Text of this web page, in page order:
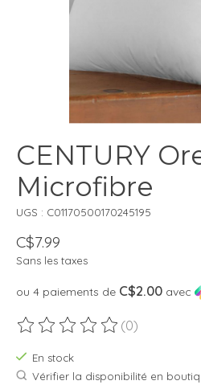
CENTURY
Microfibre
UGS : C01170500170245195
C$7.99
Sans les taxes
ou 4 paiements de C$2.00 avec
Ce produit est évalué à
(0)
En stock
Vérifier la disponibilité en